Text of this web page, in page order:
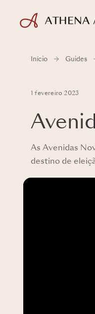
Início Guides
1 fevereiro 2023
As Avenidas
destino de